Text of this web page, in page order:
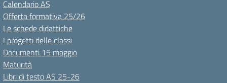
Calendario AS
Offerta formativa 25/26
Le schede didattiche
I progetti delle classi
Documenti 15 maggio
Maturità
Libri di testo AS 25-26